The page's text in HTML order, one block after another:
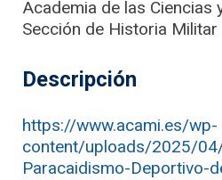
Academia de las Ciencias
Sección de Historia Militar
Descripción
https://www.acami.es/wp-
content/uploads/2025/
Paracaidismo-Deportivo-